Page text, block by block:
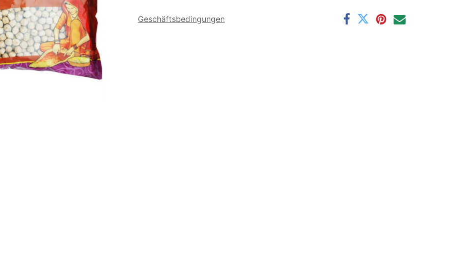
Geschäftsbedingungen